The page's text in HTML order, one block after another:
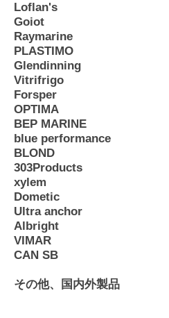
Loflan's
Goiot
Raymarine
PLASTIMO
Glendinning
Vitrifrigo
Forsper
OPTIMA
BEP MARINE
blue performance
BLOND
303Products
xylem
Dometic
Ultra anchor
Albright
VIMAR
CAN SB
その他、国内外製品